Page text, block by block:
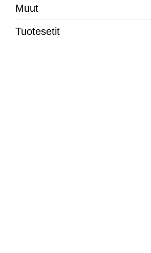
Muut
Tuotesetit